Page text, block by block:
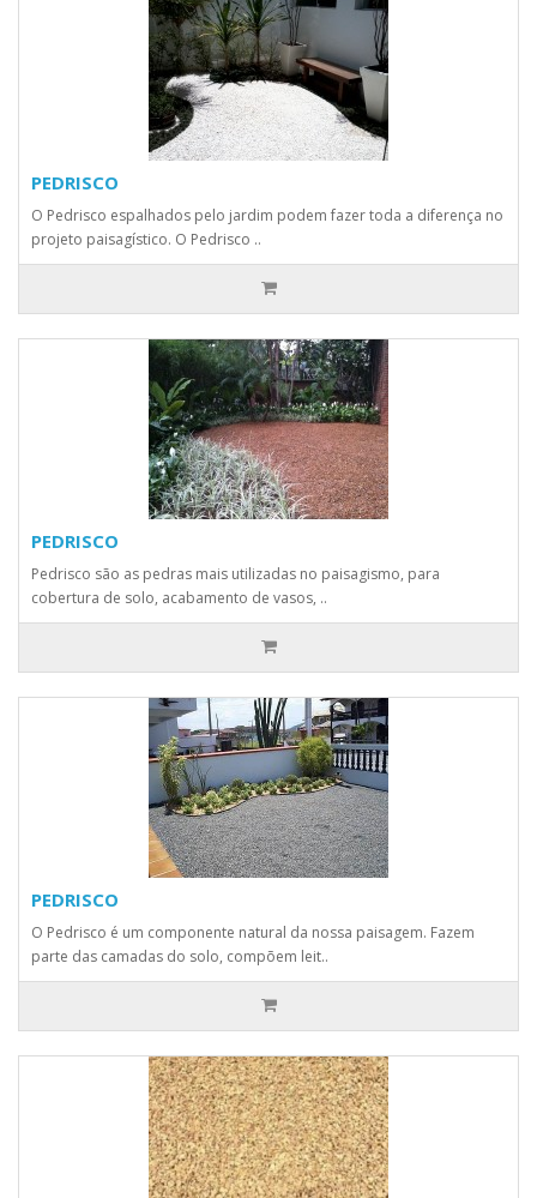
PEDRISCO
O Pedrisco espalhados pelo jardim podem fazer toda a diferença no
projeto paisagístico. O Pedrisco ..
PEDRISCO
Pedrisco são as pedras mais utilizadas no paisagismo, para
cobertura de solo, acabamento de vasos, ..
PEDRISCO
O Pedrisco é um componente natural da nossa paisagem. Fazem
parte das camadas do solo, compõem leit..